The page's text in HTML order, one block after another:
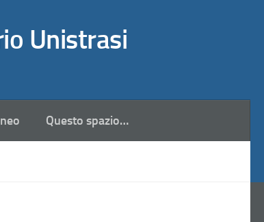
Unistrasi
Questo spazio…